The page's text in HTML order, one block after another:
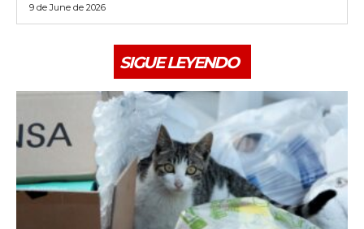
9 de June de 2026
SIGUE LEYENDO